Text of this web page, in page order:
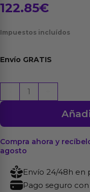
122.85€
Impuestos incluídos
Envío GRATIS
Dildo
Thrusting
y
Vibración
8.07
cantidad
Compra ahora y
agosto
Envío 24/48h en
Pago seguro